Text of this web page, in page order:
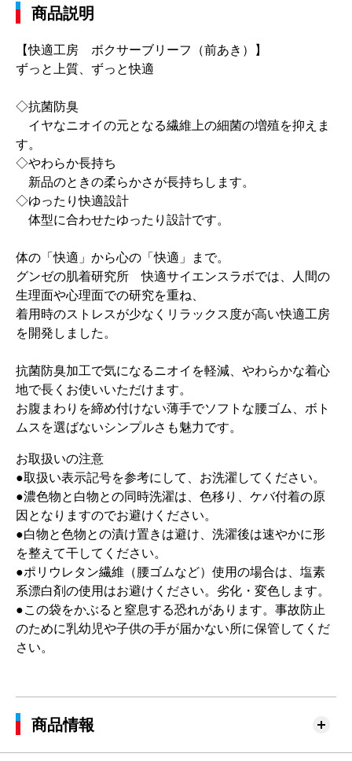
商品説明
【快適工房 ボクサーブリーフ（前あき）】
ずっと上質、ずっと快適
◇抗菌防臭
イヤなニオイの元となる繊維上の細菌の増殖を抑えま
す。
◇やわらか長持ち
新品のときの柔らかさが長持ちします。
◇ゆったり快適設計
体型に合わせたゆったり設計です。
体の「快適」から心の「快適」まで。
グンゼの肌着研究所 快適サイエンスラボでは、人間の
生理面や心理面での研究を重ね、
着用時のストレスが少なくリラックス度が高い快適工房
を開発しました。
抗菌防臭加工で気になるニオイを軽減、やわらかな着心
地で長くお使いいただけます。
お腹まわりを締め付けない薄手でソフトな腰ゴム、ボト
ムスを選ばないシンプルさも魅力です。
お取扱いの注意
●取扱い表示記号を参考にして、お洗濯してください。
●濃色物と白物との同時洗濯は、色移り、ケバ付着の原
因となりますのでお避けください。
●白物と色物との漬け置きは避け、洗濯後は速やかに形
を整えて干してください。
●ポリウレタン繊維（腰ゴムなど）使用の場合は、塩素
系漂白剤の使用はお避けください。劣化・変色します。
●この袋をかぶると窒息する恐れがあります。事故防止
のために乳幼児や子供の手が届かない所に保管してくだ
さい。
商品情報